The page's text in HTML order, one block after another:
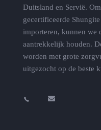
Duitsland en Servië.
gecertificeerde
importeren, kunnen we
aantrekkelijk houden.
worden met grote
uitgezocht op de beste